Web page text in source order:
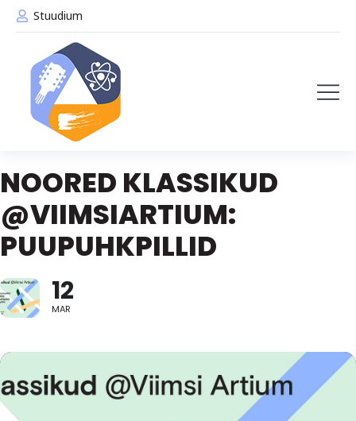
Stuudium
NOORED KLASSIKUD
@VIIMSIARTIUM:
PUUPUHKPILLID
12
MAR